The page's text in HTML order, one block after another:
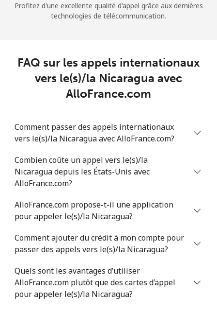
Profitez d'une excellente qualité d'appel grâce aux dernières
technologies de télécommunication.
FAQ sur les appels internationaux
vers le(s)/la Nicaragua avec
AlloFrance.com
Comment passer des appels internationaux
vers le(s)/la Nicaragua avec AlloFrance.com?
Combien coûte un appel vers le(s)/la
Nicaragua depuis les États-Unis avec
AlloFrance.com?
AlloFrance.com propose-t-il une application
pour appeler le(s)/la Nicaragua?
Comment ajouter du crédit à mon compte pour
passer des appels vers le(s)/la Nicaragua?
Quels sont les avantages d’utiliser
AlloFrance.com plutôt que des cartes d’appel
pour appeler le(s)/la Nicaragua?